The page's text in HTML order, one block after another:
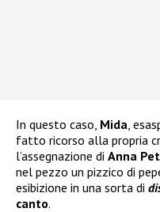
In questo caso, Mida ,
fatto ricorso alla propria
l’assegnazione di Anna
nel pezzo un pizzico di
esibizione in una sorta di
canto.